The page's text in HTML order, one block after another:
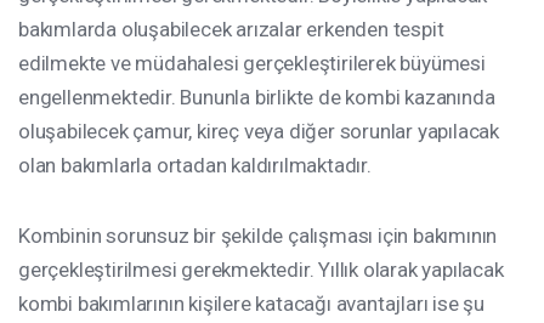
bakımlarda oluşabilecek arızalar erkenden tespit
edilmekte ve müdahalesi gerçekleştirilerek büyümesi
engellenmektedir. Bununla birlikte de kombi kazanında
oluşabilecek çamur, kireç veya diğer sorunlar yapılacak
olan bakımlarla ortadan kaldırılmaktadır.
Kombinin sorunsuz bir şekilde çalışması için bakımının
gerçekleştirilmesi gerekmektedir. Yıllık olarak yapılacak
kombi bakımlarının kişilere katacağı avantajları ise şu